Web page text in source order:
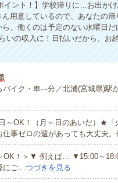
イント！】学校帰りに…お出か
用意しているので、あなたの
ら、働くのは予定のない水曜日
いの収入に！日払いだから、お
バイク・車---分／北浦(宮城県)駅
～OK！（月～日のあいだ）★
事ゼロの週があっても大丈夫
OK！＞▼ 例えば… ▼15:00～
にご…つづきを見る